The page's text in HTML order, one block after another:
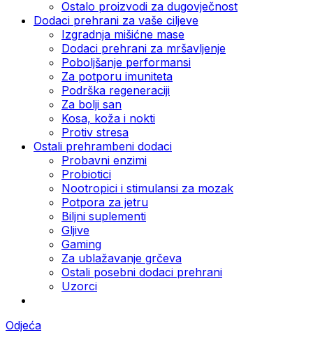
Ostalo proizvodi za dugovječnost
Dodaci prehrani za vaše ciljeve
Izgradnja mišićne mase
Dodaci prehrani za mršavljenje
Poboljšanje performansi
Za potporu imuniteta
Podrška regeneraciji
Za bolji san
Kosa, koža i nokti
Protiv stresa
Ostali prehrambeni dodaci
Probavni enzimi
Probiotici
Nootropici i stimulansi za mozak
Potpora za jetru
Biljni suplementi
Gljive
Gaming
Za ublažavanje grčeva
Ostali posebni dodaci prehrani
Uzorci
Odjeća